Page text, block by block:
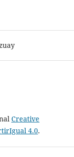
Creative
4.0.